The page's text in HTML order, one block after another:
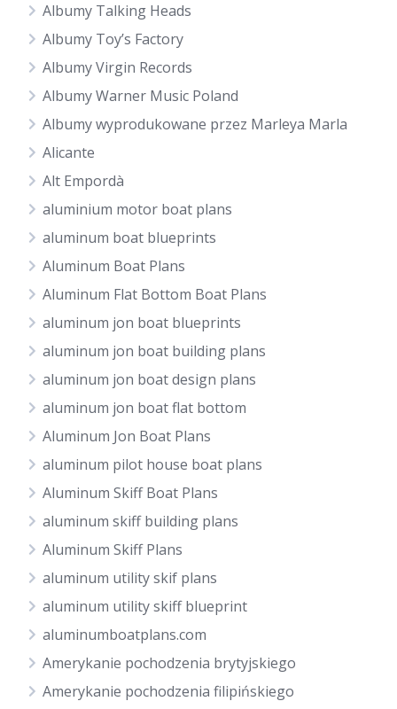
Albumy Talking Heads
Albumy Toy’s Factory
Albumy Virgin Records
Albumy Warner Music Poland
Albumy wyprodukowane przez Marleya Marla
Alicante
Alt Empordà
aluminium motor boat plans
aluminum boat blueprints
Aluminum Boat Plans
Aluminum Flat Bottom Boat Plans
aluminum jon boat blueprints
aluminum jon boat building plans
aluminum jon boat design plans
aluminum jon boat flat bottom
Aluminum Jon Boat Plans
aluminum pilot house boat plans
Aluminum Skiff Boat Plans
aluminum skiff building plans
Aluminum Skiff Plans
aluminum utility skif plans
aluminum utility skiff blueprint
aluminumboatplans.com
Amerykanie pochodzenia brytyjskiego
Amerykanie pochodzenia filipińskiego